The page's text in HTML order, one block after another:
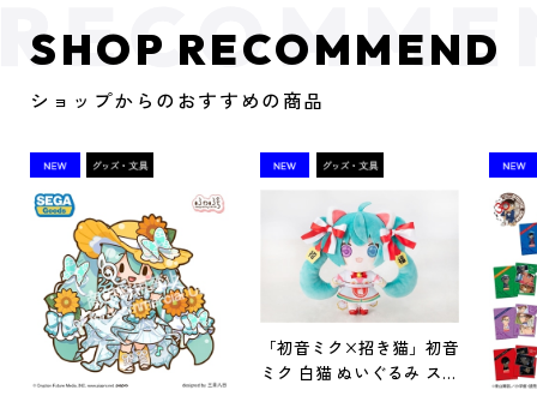
SHOP RECOMMEND
ショップからのおすすめの商品
「初音ミク×招き猫」初音
ミク 白猫 ぬいぐるみ スタ